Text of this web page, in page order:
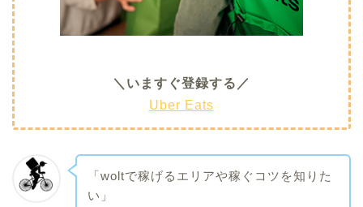
＼いますぐ登録する／
Uber Eats
「woltで稼げるエリアや稼ぐコツを知りた
い」